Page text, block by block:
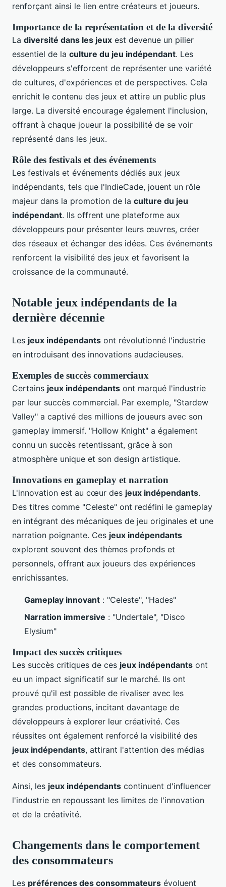
renforçant ainsi le lien entre créateurs et joueurs.
Importance de la représentation et de la diversité
La diversité dans les jeux est devenue un pilier
essentiel de la culture du jeu indépendant. Les
développeurs s'efforcent de représenter une variété
de cultures, d'expériences et de perspectives. Cela
enrichit le contenu des jeux et attire un public plus
large. La diversité encourage également l'inclusion,
offrant à chaque joueur la possibilité de se voir
représenté dans les jeux.
Rôle des festivals et des événements
Les festivals et événements dédiés aux jeux
indépendants, tels que l'IndieCade, jouent un rôle
majeur dans la promotion de la culture du jeu
indépendant. Ils offrent une plateforme aux
développeurs pour présenter leurs œuvres, créer
des réseaux et échanger des idées. Ces événements
renforcent la visibilité des jeux et favorisent la
croissance de la communauté.
Notable jeux indépendants de la
dernière décennie
Les jeux indépendants ont révolutionné l'industrie
en introduisant des innovations audacieuses.
Exemples de succès commerciaux
Certains jeux indépendants ont marqué l'industrie
par leur succès commercial. Par exemple, "Stardew
Valley" a captivé des millions de joueurs avec son
gameplay immersif. "Hollow Knight" a également
connu un succès retentissant, grâce à son
atmosphère unique et son design artistique.
Innovations en gameplay et narration
L'innovation est au cœur des jeux indépendants.
Des titres comme "Celeste" ont redéfini le gameplay
en intégrant des mécaniques de jeu originales et une
narration poignante. Ces jeux indépendants
explorent souvent des thèmes profonds et
personnels, offrant aux joueurs des expériences
enrichissantes.
Gameplay innovant : "Celeste", "Hades"
Narration immersive : "Undertale", "Disco
Elysium"
Impact des succès critiques
Les succès critiques de ces jeux indépendants ont
eu un impact significatif sur le marché. Ils ont
prouvé qu'il est possible de rivaliser avec les
grandes productions, incitant davantage de
développeurs à explorer leur créativité. Ces
réussites ont également renforcé la visibilité des
jeux indépendants, attirant l'attention des médias
et des consommateurs.
Ainsi, les jeux indépendants continuent d'influencer
l'industrie en repoussant les limites de l'innovation
et de la créativité.
Changements dans le comportement
des consommateurs
Les préférences des consommateurs évoluent